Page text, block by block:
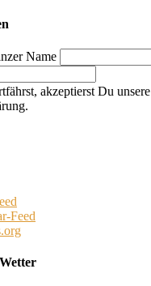
Name
akzeptierst Du unsere
Feed